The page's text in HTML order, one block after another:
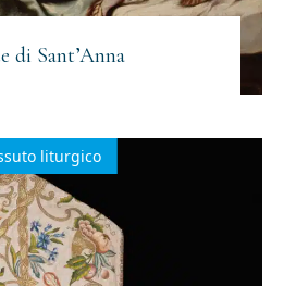
di Sant’Anna
liturgico